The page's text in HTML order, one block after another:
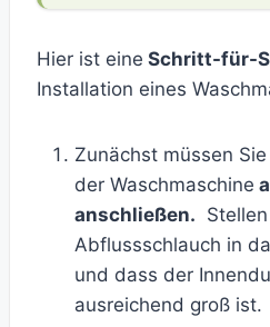
Hier ist eine Schritt-für-
Installation eines
Zunächst müssen
der Waschmaschine
anschließen.
Abflussschlauch in
und dass der
ausreichend groß ist.